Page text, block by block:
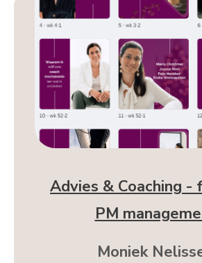
Advies & Coaching -
PM
Moniek